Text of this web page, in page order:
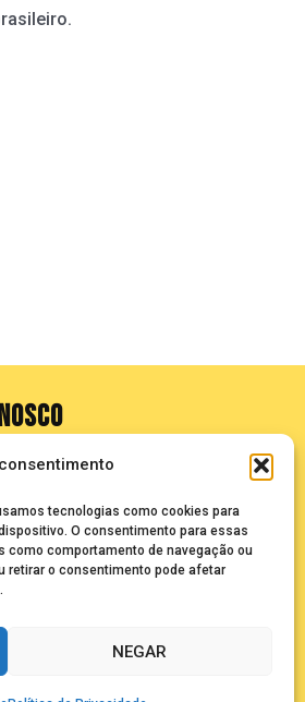
tecnologias como cookies para
O consentimento para essas
comportamento de navegação ou
retirar o consentimento pode afetar
NEGAR